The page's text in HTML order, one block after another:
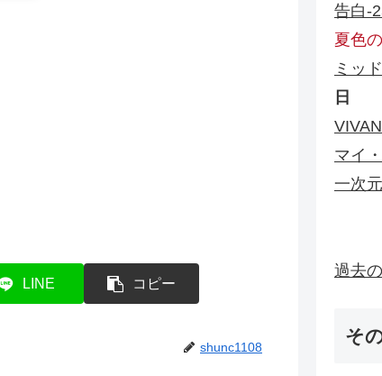
LINE コピー
shunc1108
告白-
夏色
ミッ
日
マイ
一次
過去
そ